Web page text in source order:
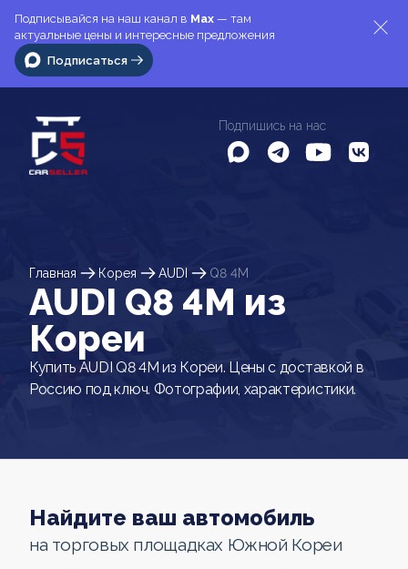
Подписывайся на наш канал в Max — там
актуальные цены и интересные предложения
Подписаться
Подпишись на нас
Главная Корея AUDI Q8 4M
AUDI Q8 4M из
Кореи
Купить AUDI Q8 4M из Кореи. Цены с доставкой в
Россию под ключ. Фотографии, характеристики.
Найдите ваш автомобиль
на торговых площадках Южной Кореи